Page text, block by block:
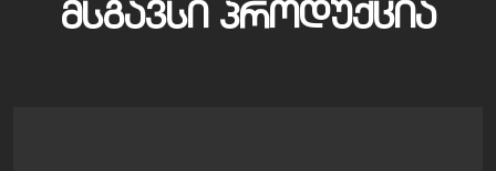
ᲛᲡᲒᲐᲕᲡᲘ ᲞᲠᲝᲓᲣᲥᲪᲘᲐ